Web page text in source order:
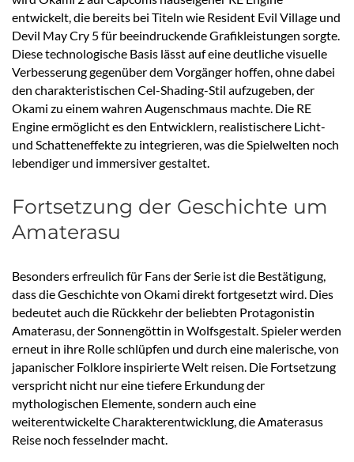
entwickelt, die bereits bei Titeln wie Resident Evil Village und
Devil May Cry 5 für beeindruckende Grafikleistungen sorgte.
Diese technologische Basis lässt auf eine deutliche visuelle
Verbesserung gegenüber dem Vorgänger hoffen, ohne dabei
den charakteristischen Cel-Shading-Stil aufzugeben, der
Okami zu einem wahren Augenschmaus machte. Die RE
Engine ermöglicht es den Entwicklern, realistischere Licht-
und Schatteneffekte zu integrieren, was die Spielwelten noch
lebendiger und immersiver gestaltet.
Fortsetzung der Geschichte um
Amaterasu
Besonders erfreulich für Fans der Serie ist die Bestätigung,
dass die Geschichte von Okami direkt fortgesetzt wird. Dies
bedeutet auch die Rückkehr der beliebten Protagonistin
Amaterasu, der Sonnengöttin in Wolfsgestalt. Spieler werden
erneut in ihre Rolle schlüpfen und durch eine malerische, von
japanischer Folklore inspirierte Welt reisen. Die Fortsetzung
verspricht nicht nur eine tiefere Erkundung der
mythologischen Elemente, sondern auch eine
weiterentwickelte Charakterentwicklung, die Amaterasus
Reise noch fesselnder macht.